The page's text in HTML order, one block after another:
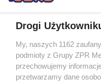
Drogi
My, naszych 1162
podmioty z Grupy ZPR
przechowujemy
przetwarzamy dane